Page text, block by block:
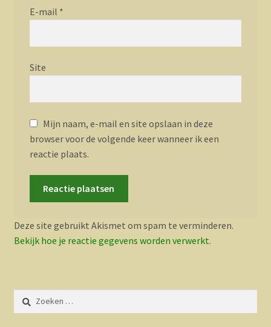
E-mail *
Site
Mijn naam, e-mail en site opslaan in deze
browser voor de volgende keer wanneer ik een
reactie plaats.
Deze site gebruikt Akismet om spam te verminderen.
Bekijk hoe je reactie gegevens worden verwerkt.
Zoeken
naar: